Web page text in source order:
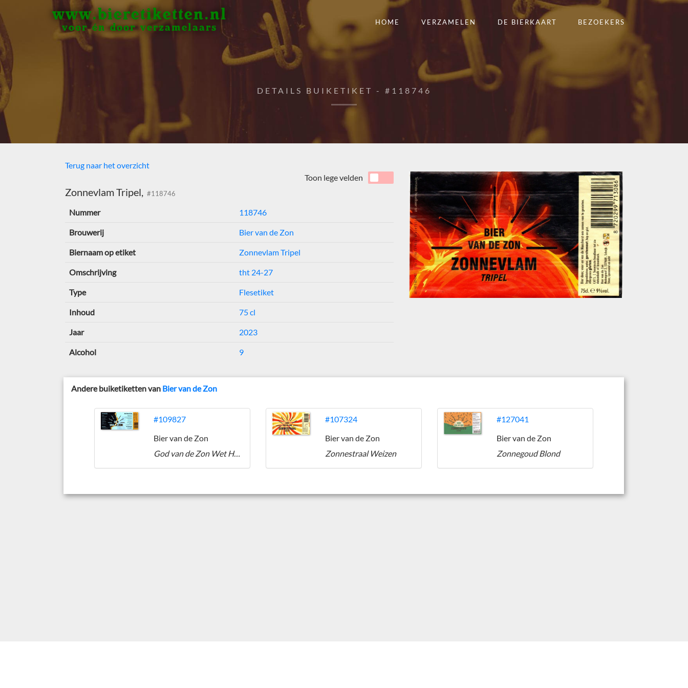
www.bieretiketten.nl
voor én door verzamelaars
HOME VERZAMELEN DE BIERKAART BEZOEKERS
DETAILS BUIKETIKET - #118746
Terug naar het overzicht
Zonnevlam Tripel, #118746
Toon lege velden
Nummer 118746
Brouwerij Bier van de Zon
Biernaam op etiket Zonnevlam Tripel
Omschrijving tht 24-27
Type Flesetiket
Inhoud 75 cl
Jaar 2023
Alcohol 9
Andere buiketiketten van Bier van de Zon
#109827
Bier van de Zon
God van de Zon Wet Hop IPA
#107324
Bier van de Zon
Zonnestraal Weizen
#127041
Bier van de Zon
Zonnegoud Blond